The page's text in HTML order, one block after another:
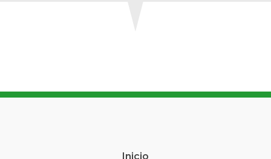
Inicio